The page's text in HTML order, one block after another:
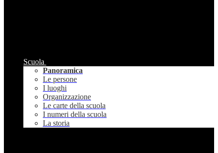
Scuola
Panoramica
Le persone
I luoghi
Organizzazione
Le carte della scuola
I numeri della scuola
La storia